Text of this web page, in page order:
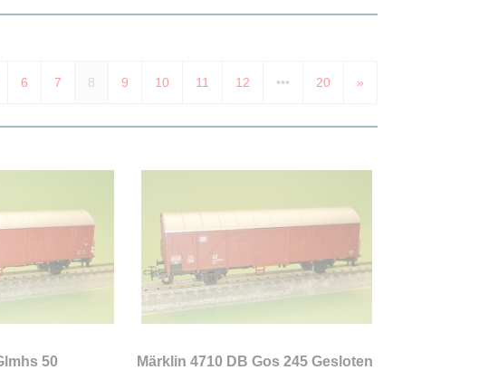
6 7 8 9 10 11 12 ••• 20 »
50
Märklin 4710 DB Gos 245 Gesloten